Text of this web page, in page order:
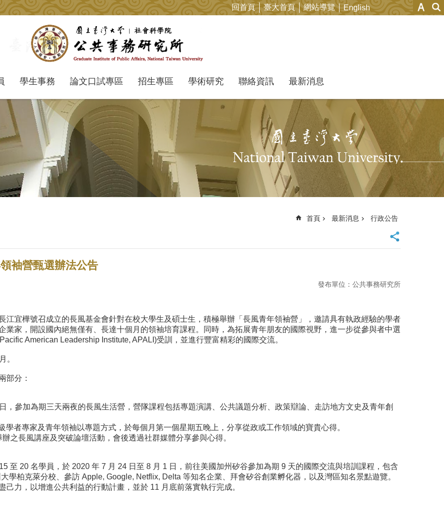
回首頁 臺大首頁 網站導覽 English
學生事務 論文口試專區 招生專區 學術研究 聯絡資訊 最新消息
首頁 最新消息 行政公告
袖營甄選辦法公告
發布單位：公共事務研究所
江宜樺號召成立的長風基金會針對在校大學生及碩士生，積極舉辦「長風青年領袖營」，邀請具有執政經驗的學者
業家，開設國內絕無僅有、長達十個月的領袖培育課程。同時，為拓展青年朋友的國際視野，進一步從參與者中選
American Leadership Institute, APALI)受訓，並進行豐富精彩的國際交流。
。
部分：
，參加為期三天兩夜的長風生活營，營隊課程包括專題演講、公共議題分析、政策辯論、走訪地方文史及青年創
學者專家及青年領袖以專題方式，於每個月第一個星期五晚上，分享從政或工作領域的寶貴心得。
之長風講座及突破論壇活動，會後透過社群媒體分享參與心得。
至 20 名學員，於 2020 年 7 月 24 日至 8 月 1 日，前往美國加州矽谷參加為期 9 天的國際交流與培訓課程，包含
學柏克萊分校、參訪 Apple, Google, Netflix, Delta 等知名企業、拜會矽谷創業孵化器，以及灣區知名景點遊覽。
力，以增進公共利益的行動計畫，並於 11 月底前落實執行完成。